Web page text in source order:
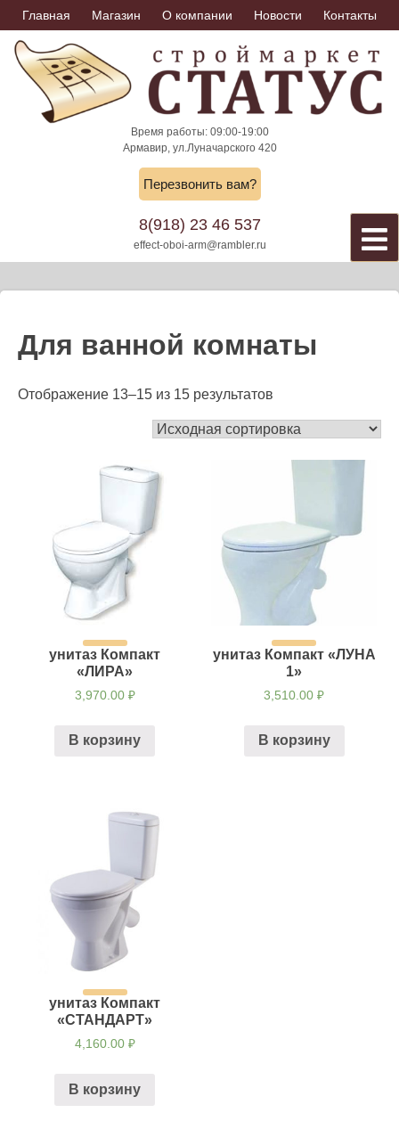
Skip
to
content
Главная Магазин О компании Новости Контакты
Время работы: 09:00-19:00
Армавир, ул.Луначарского 420
Перезвонить вам?
8(918) 23 46 537
effect-oboi-arm@rambler.ru
Для ванной комнаты
Отображение 13–15 из 15 результатов
унитаз Компакт
«ЛИРА»
3,970.00 ₽
В корзину
унитаз Компакт «ЛУНА
1»
3,510.00₽
В корзину
унитаз Компакт
«СТАНДАРТ»
4,160.00 ₽
В корзину